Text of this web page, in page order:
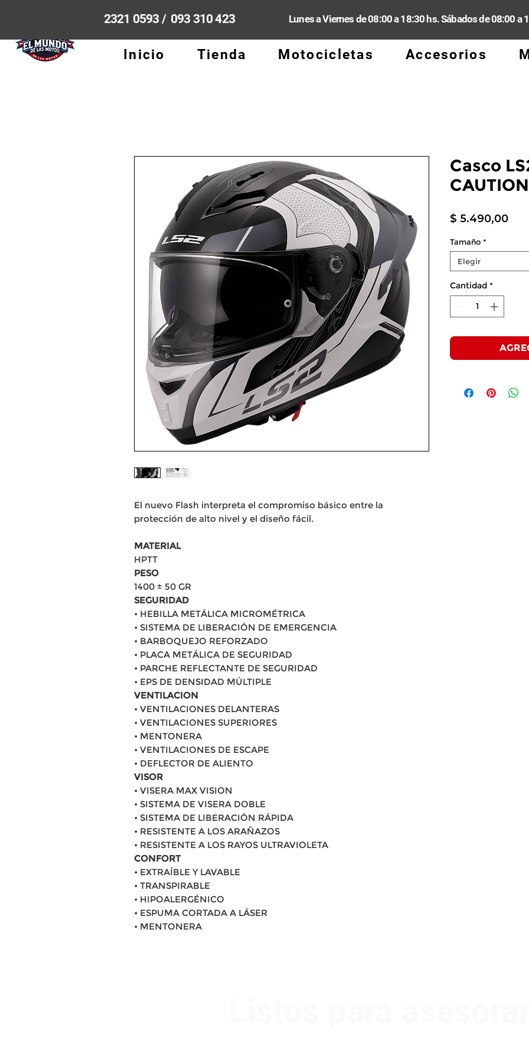
2321 0593 / 093 310 423 Lunes a Viernes de 08:00 a 18:30 hs. Sábados de 08:00 a
Inicio Tienda Motocicletas Accesorios
El nuevo Flash interpreta el compromiso básico entre la
protección de alto nivel y el diseño fácil.
MATERIAL
HPTT
PESO
1400 ± 50 GR
SEGURIDAD
• HEBILLA METÁLICA MICROMÉTRICA
• SISTEMA DE LIBERACIÓN DE EMERGENCIA
• BARBOQUEJO REFORZADO
• PLACA METÁLICA DE SEGURIDAD
• PARCHE REFLECTANTE DE SEGURIDAD
• EPS DE DENSIDAD MÚLTIPLE
VENTILACION
• VENTILACIONES DELANTERAS
• VENTILACIONES SUPERIORES
• MENTONERA
• VENTILACIONES DE ESCAPE
• DEFLECTOR DE ALIENTO
VISOR
• VISERA MAX VISION
• SISTEMA DE VISERA DOBLE
• SISTEMA DE LIBERACIÓN RÁPIDA
• RESISTENTE A LOS ARAÑAZOS
• RESISTENTE A LOS RAYOS ULTRAVIOLETA
CONFORT
• EXTRAÍBLE Y LAVABLE
• TRANSPIRABLE
• HIPOALERGÉNICO
• ESPUMA CORTADA A LÁSER
• MENTONERA
Casco
CAUTION
$ 5.490,00
Tamaño *
Elegir
Cantidad *